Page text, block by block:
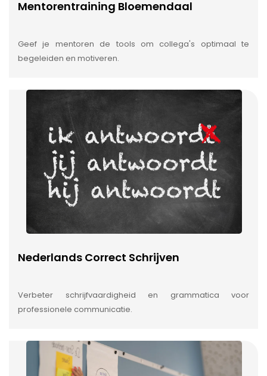
Mentorentraining Bloemendaal
Geef je mentoren de tools om collega's optimaal te
begeleiden en motiveren.
Nederlands Correct Schrijven
Verbeter schrijfvaardigheid en grammatica voor
professionele communicatie.